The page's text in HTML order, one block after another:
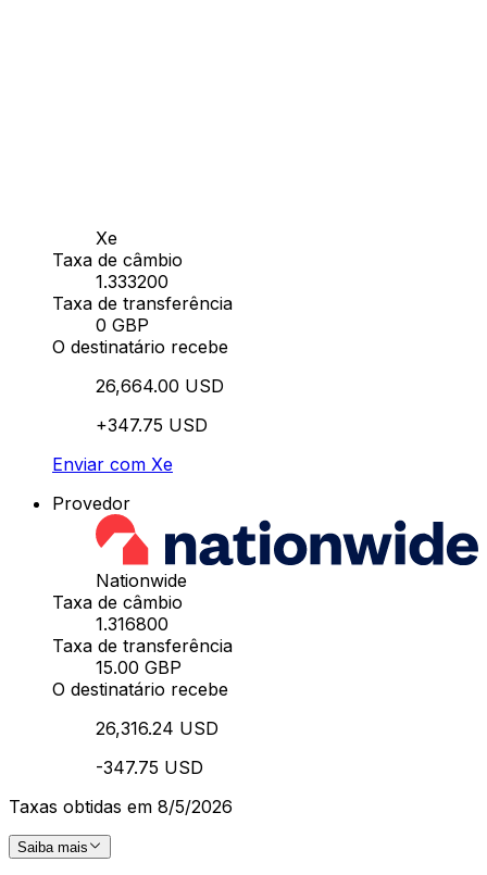
Xe
Taxa de câmbio
1.333200
Taxa de transferência
0 GBP
O destinatário recebe
26,664.00 USD
+347.75 USD
Enviar com Xe
Provedor
Nationwide
Taxa de câmbio
1.316800
Taxa de transferência
15.00 GBP
O destinatário recebe
26,316.24 USD
-347.75 USD
Taxas obtidas em 8/5/2026
Saiba mais